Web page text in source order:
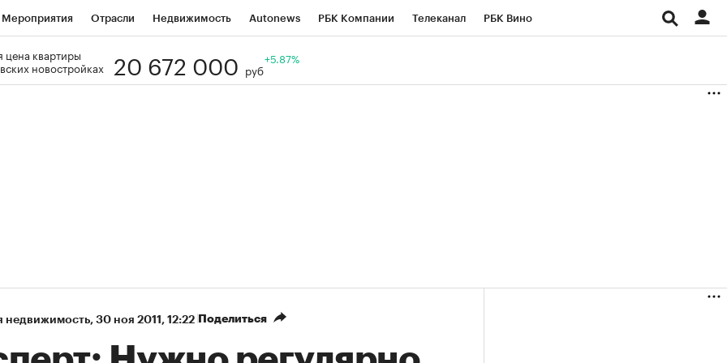
Мероприятия Отрасли Недвижимость Autonews РБК Компании Телеканал РБК Вино
Визионеры
цена квартиры
новостройках
20 672 000 руб
+5.87%
недвижимость⁠, 30 ноя 2011, 12:22 Поделиться